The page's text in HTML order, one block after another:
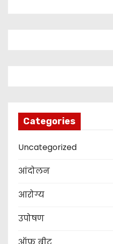
Categories
Uncategorized
आंदोलन
आरोग्य
उपोषण